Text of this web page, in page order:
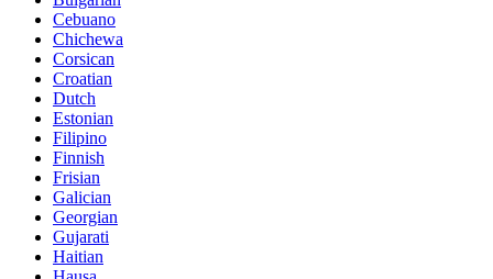
Cebuano
Chichewa
Corsican
Croatian
Dutch
Estonian
Filipino
Finnish
Frisian
Galician
Georgian
Gujarati
Haitian